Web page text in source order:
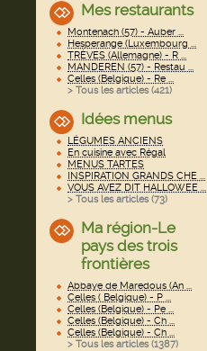
Mes restaurants
Montenach (57) - Auber ...
Hesperange (Luxembourg ...
TRÈVES (Allemagne) - R ...
MANDEREN (57) - Restau ...
Celles (Belgique) - Re ...
> Tous les articles (421)
Idées menus
LÉGUMES ANCIENS
En cuisine avec Régal
MENUS TARTES
INSPIRATION GRANDS CHE ...
VOUS AVEZ DIT HALLOWEE ...
> Tous les articles (73)
Ma région-Le
pays des trois
frontières
Abbaye de Maredous (An ...
Celles ( Belgique) - P ...
Celles (Belgique) - Pe ...
Celles (Belgique) - Ch ...
Celles (Belgique) - Ch ...
> Tous les articles (1387)